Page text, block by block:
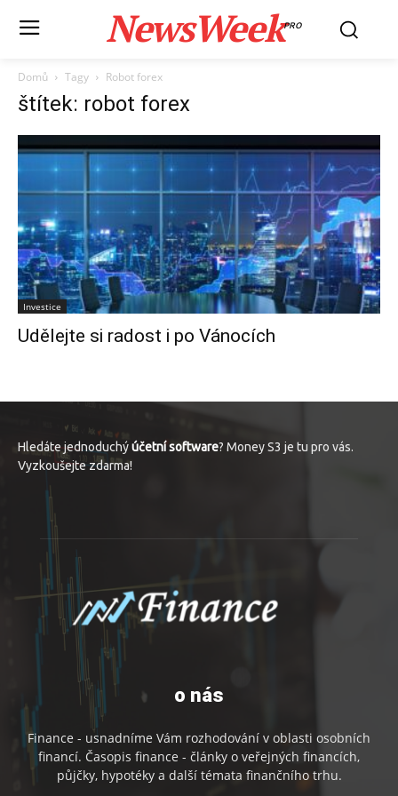
NewsWeekPRO
Domů Tagy Robot forex
štítek: robot forex
Investice
Udělejte si radost i po Vánocích
Hledáte jednoduchýúčetní software? Money S3 je tu pro vás.
Vyzkoušejte zdarma!
o nás
Finance - usnadníme Vám rozhodování v oblasti osobních
financí. Časopis finance - články o veřejných financích,
půjčky, hypotéky a další témata finančního trhu.